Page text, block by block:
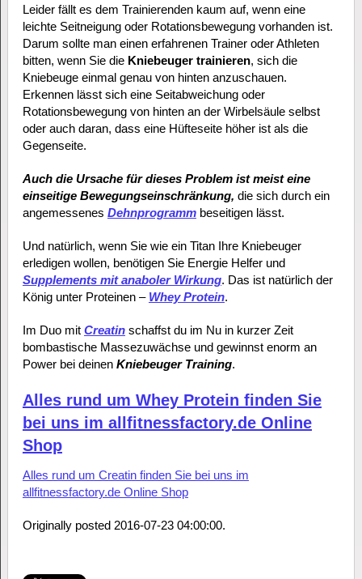
Leider fällt es dem Trainierenden kaum auf, wenn eine
leichte Seitneigung oder Rotationsbewegung vorhanden ist.
Darum sollte man einen erfahrenen Trainer oder Athleten
bitten, wenn Sie die Kniebeuger trainieren, sich die
Kniebeuge einmal genau von hinten anzuschauen.
Erkennen lässt sich eine Seitabweichung oder
Rotationsbewegung von hinten an der Wirbelsäule selbst
oder auch daran, dass eine Hüfteseite höher ist als die
Gegenseite.
Auch die Ursache für dieses Problem ist meist eine
einseitige Bewegungseinschränkung, die sich durch ein
angemessenes Dehnprogrammbeseitigen lässt.
Und natürlich, wenn Sie wie ein Titan Ihre Kniebeuger
erledigen wollen, benötigen Sie Energie Helfer und
Supplements mit anaboler Wirkung. Das ist natürlich der
König unter Proteinen – Whey Protein.
Im Duo mit Creatinschaffst du im Nu in kurzer Zeit
bombastische Massezuwächse und gewinnst enorm an
Power bei deinen Kniebeuger Training.
Alles rund um Whey Protein finden Sie
bei uns im allfitnessfactory.de Online
Shop
Alles rund um Creatin finden Sie bei uns im
allfitnessfactory.de Online Shop
Originally posted 2016-07-23 04:00:00.